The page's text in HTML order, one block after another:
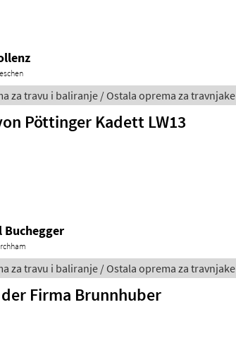
za travu i baliranje / Ostala oprema za travnjake
Pöttinger Kadett LW13
Buchegger
za travu i baliranje / Ostala oprema za travnjake
Firma Brunnhuber